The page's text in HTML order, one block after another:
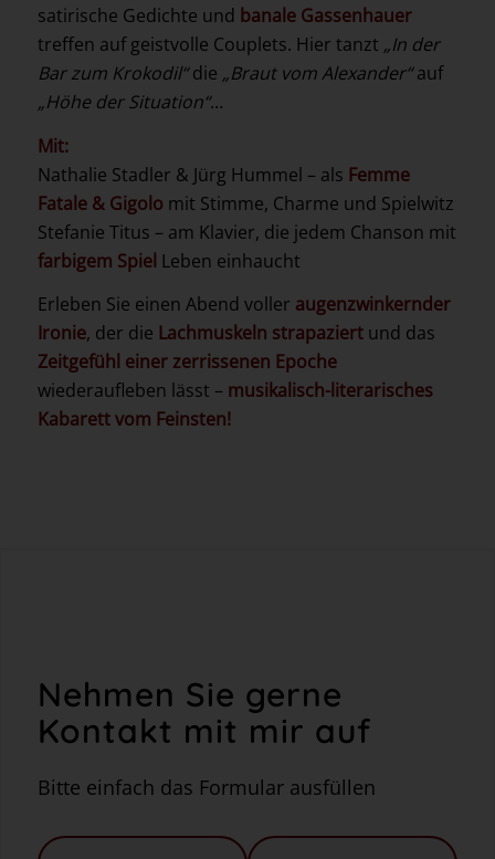
satirische Gedichte und banale Gassenhauer
treffen auf geistvolle Couplets. Hier tanzt „In der
Bar zum Krokodil“die „Braut vom Alexander“auf
„Höhe der Situation“…
Mit:
Nathalie Stadler & Jürg Hummel – als Femme
Fatale & Gigolo mit Stimme, Charme und Spielwitz
Stefanie Titus – am Klavier, die jedem Chanson mit
farbigem Spiel Leben einhaucht
Erleben Sie einen Abend voller augenzwinkernder
Ironie, der die Lachmuskeln strapaziertund das
Zeitgefühl einer zerrissenen Epoche
wiederaufleben lässt – musikalisch-literarisches
Kabarett vom Feinsten!
Nehmen Sie gerne
Kontakt mit mir auf
Bitte einfach das Formular ausfüllen